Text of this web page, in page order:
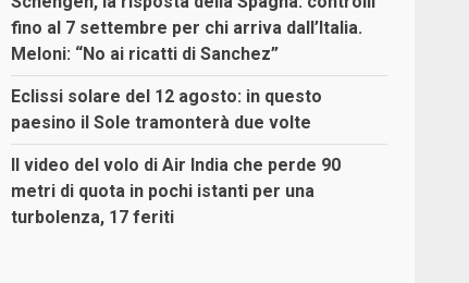
fino al 7 settembre per chi arriva dall’Italia.
Meloni: “No ai ricatti di Sanchez”
Eclissi solare del 12 agosto: in questo
paesino il Sole tramonterà due volte
Il video del volo di Air India che perde 90
metri di quota in pochi istanti per una
turbolenza, 17 feriti